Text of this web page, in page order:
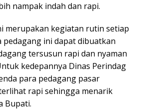
nampak indah dan rapi.
merupakan kegiatan rutin setiap
ini dapat dibuatkan
tersusun rapi dan nyaman
kedepannya Dinas Perindag
para pedagang pasar
rapi sehingga menarik
Bupati.